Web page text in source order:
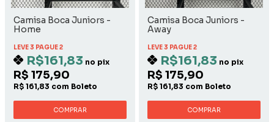
Camisa Boca Juniors -
Home
LEVE 3 PAGUE 2
R$161,83 no pix
R$ 175,90
R$ 161,83 com Boleto
COMPRAR
Camisa Boca Juniors -
Away
LEVE 3 PAGUE 2
R$161,83 no pix
R$ 175,90
R$ 161,83 com Boleto
COMPRAR